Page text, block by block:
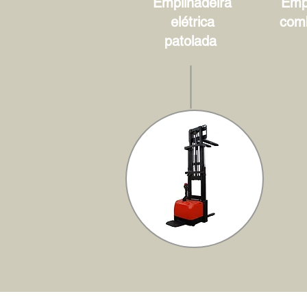
elétrica
patolada